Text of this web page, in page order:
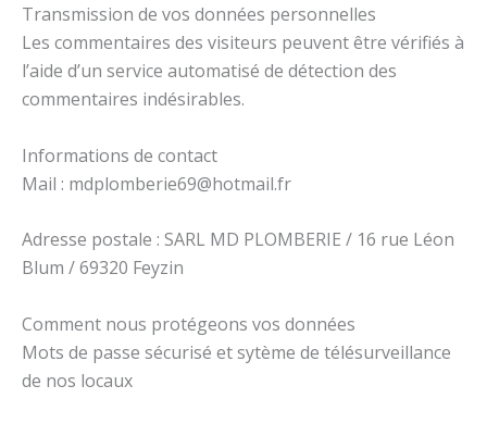
Transmission de vos données personnelles
Les commentaires des visiteurs peuvent être vérifiés à
l’aide d’un service automatisé de détection des
commentaires indésirables.
Informations de contact
Mail : mdplomberie69@hotmail.fr
Adresse postale : SARL MD PLOMBERIE / 16 rue Léon
Blum / 69320 Feyzin
Comment nous protégeons vos données
Mots de passe sécurisé et sytème de télésurveillance
de nos locaux